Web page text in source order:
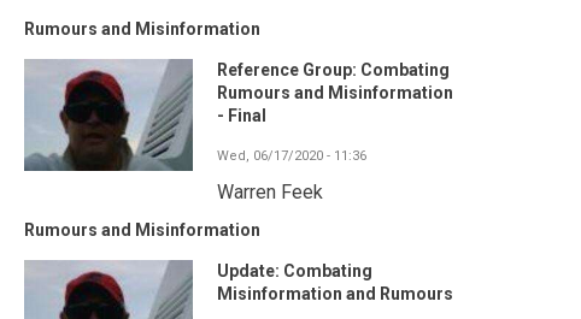
Rumours and Misinformation
Reference Group: Combating
Rumours and Misinformation
- Final
Wed, 06/17/2020 - 11:36
Warren Feek
Rumours and Misinformation
Update: Combating
Misinformation and Rumours